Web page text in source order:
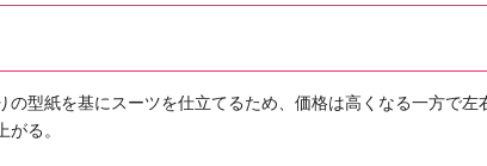
の型紙を基にスーツを仕立てるため、価格は高くなる一方で
る。